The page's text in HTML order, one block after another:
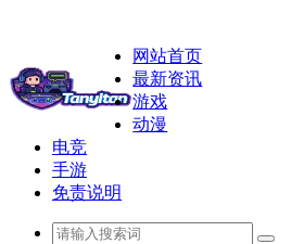
网站首页
最新资讯
游戏
动漫
电竞
手游
免责说明